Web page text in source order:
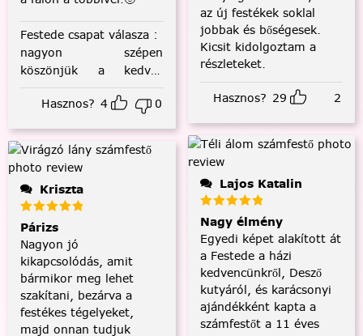
Festede csapat válasza :
nagyon szépen
köszönjük a kedves
visszajelzést! :)
Hasznos? 4 0
Kriszta
Párizs
Nagyon jó
kikapcsolódás, amit
bármikor meg lehet
szakítani, bezárva a
festékes tégelyeket,
majd onnan tudjuk
az új festékek soklal
jobbak és bőségesek.
Kicsit kidolgoztam a
részleteket.
Hasznos? 29 2
Lajos Katalin
Nagy élmény
Egyedi képet alakított át
a Festede a házi
kedvencünkről, Desző
kutyáról, és karácsonyi
ajándékként kapta a
számfestőt a 11 éves